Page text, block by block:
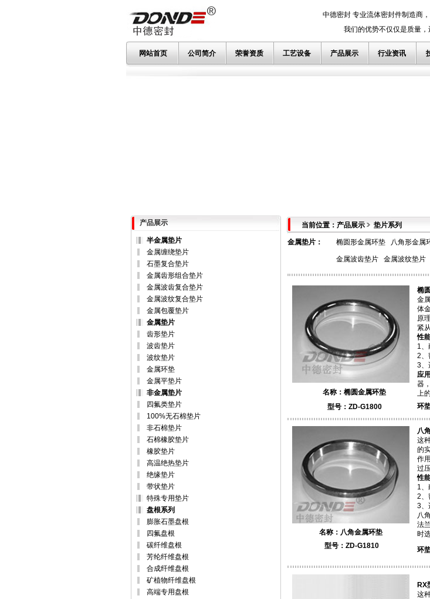
中德密封 专业流体密封件制造商，
我们的优势不仅仅是质量，
网站首页 公司简介 荣誉资质 工艺设备 产品展示 行业资讯
产品展示
半金属垫片
金属缠绕垫片
石墨复合垫片
金属齿形组合垫片
金属波齿复合垫片
金属波纹复合垫片
金属包覆垫片
金属垫片
齿形垫片
波齿垫片
波纹垫片
金属环垫
金属平垫片
非金属垫片
四氟类垫片
100%无石棉垫片
非石棉垫片
石棉橡胶垫片
橡胶垫片
高温绝热垫片
绝缘垫片
带状垫片
特殊专用垫片
盘根系列
膨胀石墨盘根
四氟盘根
碳纤维盘根
芳纶纤维盘根
合成纤维盘根
矿植物纤维盘根
高端专用盘根
当前位置：产品展示 垫片系列
金属垫片： 椭圆形金属环垫 八角形金属
金属波齿垫片 金属波纹垫片
椭
金
体
原
紧
性
1、
2、
3、
应
器
上
名称： 椭圆金属环垫
型号：ZD-G1800
环
八
这
的
作
过
性
1、
2、
3、
八
法
时
名称： 八角金属环垫
型号：ZD-G1810
环
RX
这